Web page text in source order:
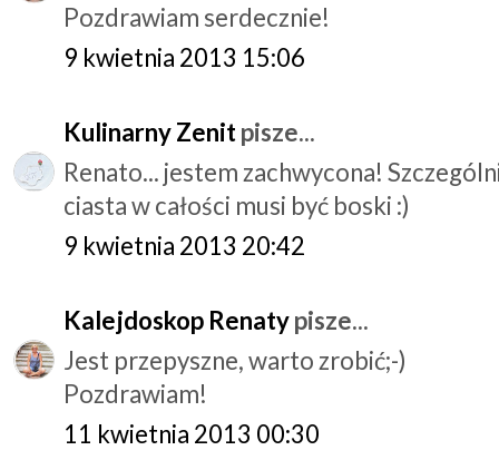
Pozdrawiam serdecznie!
9 kwietnia 2013 15:06
Kulinarny Zenitpisze...
Renato... jestem zachwycona!
ciasta w całości musi być boski :)
9 kwietnia 2013 20:42
Kalejdoskop Renatypisze...
Jest przepyszne, warto zrobić;-)
Pozdrawiam!
11 kwietnia 2013 00:30